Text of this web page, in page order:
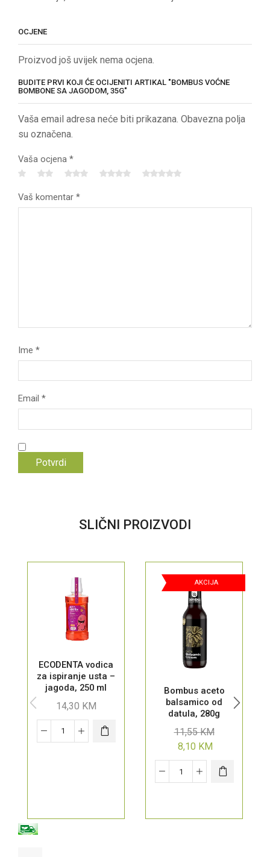
OCJENE
Proizvod još uvijek nema ocjena.
BUDITE PRVI KOJI ĆE OCIJENITI ARTIKAL "BOMBUS VOĆNE
BOMBONE SA JAGODOM, 35G"
Vaša email adresa neće biti prikazana. Obavezna polja
su označena.
Vaša ocjena *
Vaš komentar *
Ime *
Email *
SLIČNI PROIZVODI
ECODENTA vodica
za ispiranje usta –
jagoda, 250 ml
14,30 KM
AKCIJA
Bombus aceto
balsamico od
datula, 280g
11,55KM
8,10 KM